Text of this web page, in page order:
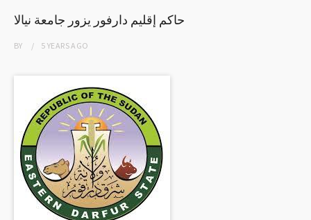
حاكم إقليم دارفور يزور جامعة نيالا
BY 5 YEARSAGO